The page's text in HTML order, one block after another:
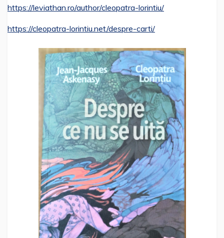
https://leviathan.ro/author/cleopatra-lorintiu/
https://cleopatra-lorintiu.net/despre-carti/